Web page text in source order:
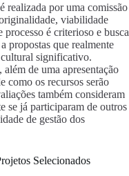
realizada por uma comissão
viabilidade
é criterioso e busca
propostas que realmente
significativo.
além de uma apresentação
como os recursos serão
também consideram
se já participaram de outros
de gestão dos
Selecionados